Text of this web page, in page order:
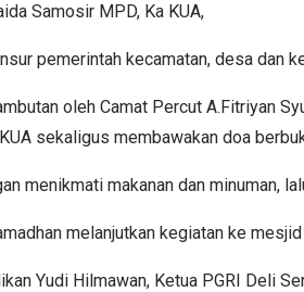
Samosir MPD, Ka KUA,
pemerintah kecamatan, desa dan
oleh Camat Percut A.Fitriyan
sekaligus membawakan doa
menikmati makanan dan minuman,
melanjutkan kegiatan ke
Yudi Hilmawan, Ketua PGRI Deli